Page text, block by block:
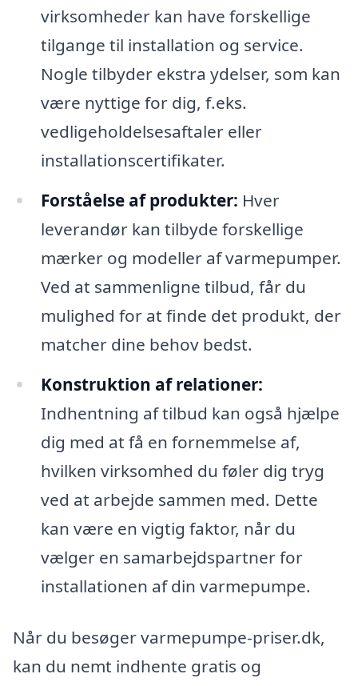
virksomheder kan have forskellige
tilgange til installation og service.
Nogle tilbyder ekstra ydelser, som kan
være nyttige for dig, f.eks.
vedligeholdelsesaftaler eller
installationscertifikater.
Forståelse af produkter: Hver
leverandør kan tilbyde forskellige
mærker og modeller af varmepumper.
Ved at sammenligne tilbud, får du
mulighed for at finde det produkt, der
matcher dine behov bedst.
Konstruktion af relationer:
Indhentning af tilbud kan også hjælpe
dig med at få en fornemmelse af,
hvilken virksomhed du føler dig tryg
ved at arbejde sammen med. Dette
kan være en vigtig faktor, når du
vælger en samarbejdspartner for
installationen af din varmepumpe.
Når du besøger varmepumpe-priser.dk,
kan du nemt indhente gratis og